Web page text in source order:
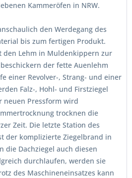
Kammeröfen in NRW.
den Werdegang des
bis zum fertigen Produkt.
den Lehm in Muldenkippern zur
der fette Auenlehm
einer Revolver-, Strang- und einer
Falz-, Hohl- und Firstziegel
neuen Pressform wird
trocknen die
Zeit. Die letzte Station des
der komplizierte Ziegelbrand in
die Dachziegel auch diesen
durchlaufen, werden sie
des Maschineneinsatzes kann